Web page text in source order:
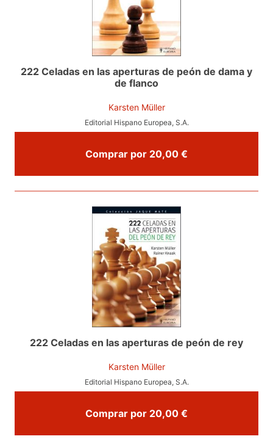
222 Celadas en las aperturas de peón de dama y
de flanco
Karsten Müller
Editorial Hispano Europea, S.A.
Comprar por 20,00 €
222 Celadas en las aperturas de peón de rey
Karsten Müller
Editorial Hispano Europea, S.A.
Comprar por 20,00 €